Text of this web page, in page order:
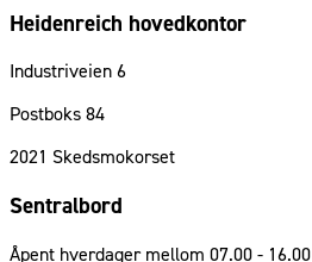
Heidenreich hovedkontor
Industriveien 6
Postboks 84
2021 Skedsmokorset
Sentralbord
Åpent hverdager mellom 07.00 - 16.00